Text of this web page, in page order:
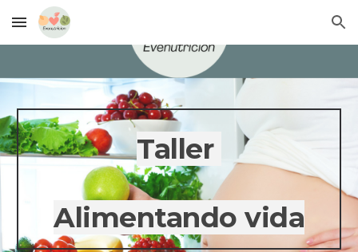
Skip to main content Skip to navigation
Taller
Alimentando vida